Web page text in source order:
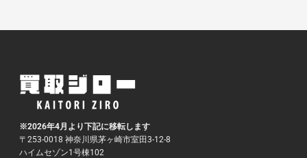
※2026年4月より下記に移転します
〒253-0018 神奈川県茅ヶ崎市室田3-12-8
ハイムセゾン1号棟102